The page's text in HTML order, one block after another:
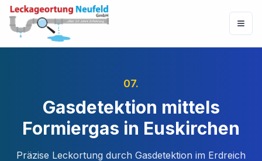
07.
Gasdetektion mittels
Formiergas in Euskirchen
Präzise Leckortung durch Gasdetektion im Erdreich